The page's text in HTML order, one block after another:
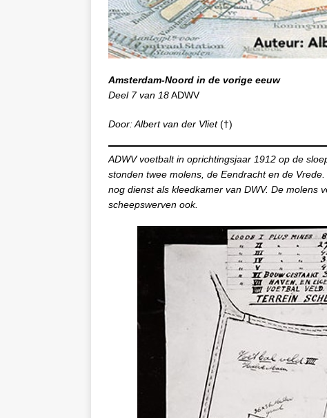
Amsterdam-Noord in de vorige eeuw
Deel 7 van 18ADWV
Door: Albert van der Vliet(†)
ADWV voetbalt in oprichtingsjaar 1912 op de
stonden twee molens, de Eendracht en de
nog dienst als kleedkamer van DWV. De molens
scheepswerven ook.